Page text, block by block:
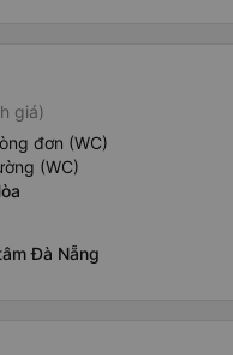
giá)
đơn (WC)
(WC)
Đà Nẵng